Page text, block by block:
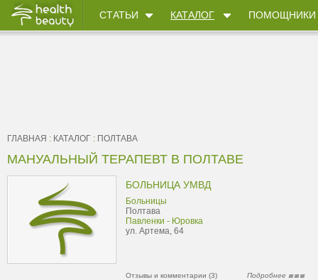
СТАТЬИ КАТАЛОГ ПОМОЩНИКИ
ГЛАВНАЯ : КАТАЛОГ : ПОЛТАВА
МАНУАЛЬНЫЙ ТЕРАПЕВТ В ПОЛТАВЕ
БОЛЬНИЦА УМВД
Больницы
Полтава
Павленки - Юровка
ул. Артема, 64
Отзывы и комментарии (3) Подробнее